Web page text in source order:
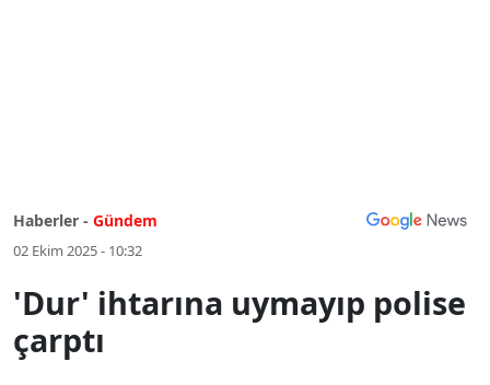
Haberler - Gündem
02 Ekim 2025 - 10:32
'Dur' ihtarına uymayıp polise
çarptı